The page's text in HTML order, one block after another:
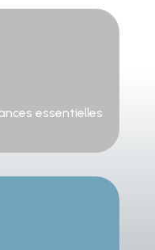
essentielles